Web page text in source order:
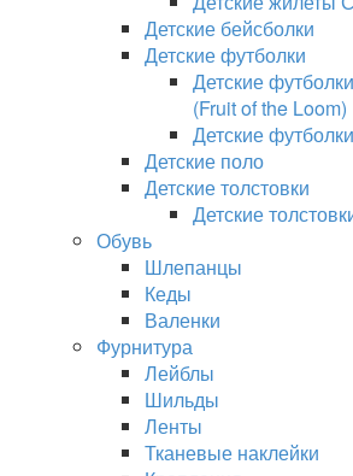
Детские бейсболки
Детские футболки
Детские
(Fruit of the Loom)
Детские
Детские поло
Детские толстовки
Детские
Обувь
Шлепанцы
Кеды
Валенки
Фурнитура
Лейблы
Шильды
Ленты
Тканевые наклейки